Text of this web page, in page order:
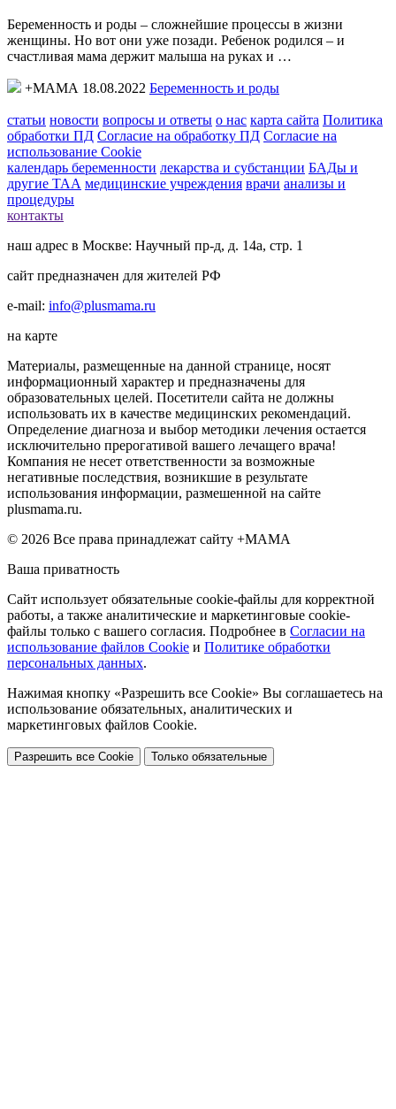
Беременность и роды – сложнейшие процессы в жизни
женщины. Но вот они уже позади. Ребенок родился – и
счастливая мама держит малыша на руках и …
+МАМА 18.08.2022 Беременность и роды
статьи новости вопросы и ответы о нас карта сайта Политика
обработки ПД Согласие на обработку ПД Согласие на
использование Cookie
календарь беременности лекарства и субстанции БАДы и
другие ТАА медицинские учреждения врачи анализы и
процедуры
контакты
наш адрес в Москве: Научный пр-д, д. 14а, стр. 1
сайт предназначен для жителей РФ
e-mail: info@plusmama.ru
на карте
Материалы, размещенные на данной странице, носят
информационный характер и предназначены для
образовательных целей. Посетители сайта не должны
использовать их в качестве медицинских рекомендаций.
Определение диагноза и выбор методики лечения остается
исключительно прерогативой вашего лечащего врача!
Компания не несет ответственности за возможные
негативные последствия, возникшие в результате
использования информации, размешенной на сайте
plusmama.ru.
© 2026 Все права принадлежат сайту +МАМА
Ваша приватность
Сайт использует обязательные cookie-файлы для корректной
работы, а также аналитические и маркетинговые cookie-
файлы только с вашего согласия. Подробнее в Согласии на
использование файлов Cookie и Политике обработки
персональных данных.
Нажимая кнопку «Разрешить все Cookie» Вы соглашаетесь на
использование обязательных, аналитических и
маркетинговых файлов Cookie.
Разрешить все Cookie Только обязательные